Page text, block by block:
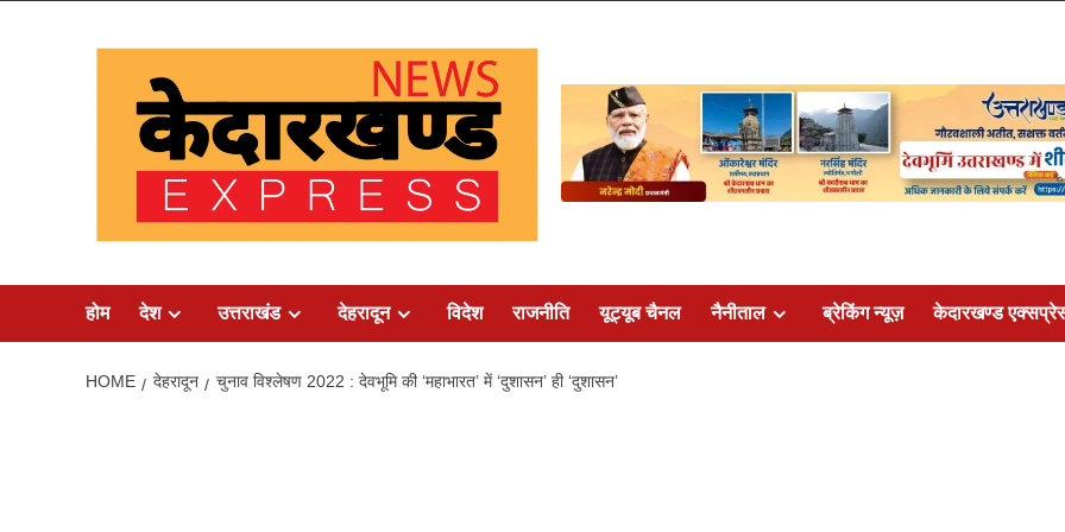
होम देश उत्तराखंड देहरादून विदेश राजनीति यूट्यूब चैनल नैनीताल ब्रेकिंग न्यूज़ केदारखण्ड
HOME देहरादून चुनाव विश्लेषण 2022 : देवभूमि की ‘महाभारत’ में ‘दुशासन’ ही ‘दुशासन’